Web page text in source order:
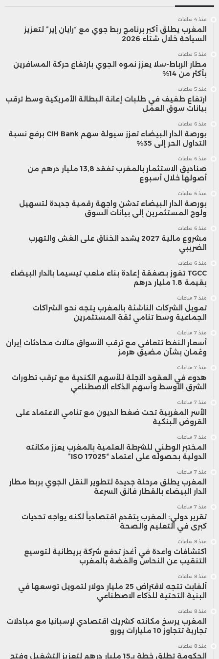
وأشار بيسنت أيضًا إلى أن أقوى أشكال التعاون
بين البلدين حاليًا تتمثل في العلاقة على
مستوى القيادة العليا، مرجحًا أن تستغرق
عملية تحقيق توازن تجاري شامل بين الجانبين
وفي سياق متصل، كشفت صحيفة وول
ستريت جورنال نقلًا عن مصدر في البيت
الأبيض، أن الإدارة الأمريكية تدرس فعليًا خفض
الرسوم الجمركية على الصين، في محاولة
لاحتواء التصعيد التجاري، لكنها شددت على أن
أي خطوة من هذا النوع لن تكون أحادية
الجانب.
منذ 4 ساعات
المغرب يطلق أكبر برنامج ربط جوي مع “رايان إير” لتعزيز
السياحة خلال شتاء 2026
منذ 5 ساعات
مطار الرباط-سلا يعزز نموه الجوي بارتفاع حركة المسافرين
بأكثر من 14%
منذ 5 ساعات
ارتفاع طفيف في طلبات إعانة البطالة الأمريكية وسط ترقب
بيانات سوق العمل
منذ 6 ساعات
بورصة الدار البيضاء تعزز سيولة سهم CIH Bank برفع نسبة
التداول الحر إلى 35%
منذ 6 ساعات
صناديق الاستثمار بالمغرب تفقد 13,8 مليار درهم من
أصولها خلال أسبوع
منذ 6 ساعات
بورصة الدار البيضاء تدشن واجهة رقمية جديدة لتسهيل
ولوج المستثمرين إلى بيانات السوق
منذ 6 ساعات
مشروع مالية 2027 يشدد الخناق على الغش والتهرب
الضريبي
منذ 6 ساعات
TGCC تفوز بصفقة إعادة بناء ملعب تيسيما بالدار البيضاء
بقيمة 1.8 مليار درهم
منذ 7 ساعات
تمويل الشركات الناشئة بالمغرب يتجه نحو الشراكات
الجماعية وسط تنامي ثقة المستثمرين
منذ 7 ساعات
أسعار النفط تتعافى مع ترقب الأسواق مآلات محادثات إيران
وعُمان بشأن مضيق هرمز
منذ 7 ساعات
هدوء في العقود الآجلة للأسهم الكندية مع ترقب تطورات
الشرق الأوسط وأسهم الذكاء الاصطناعي
منذ 7 ساعات
الأسر المغربية تحت ضغط الديون مع تنامي الاعتماد على
القروض البنكية
منذ 7 ساعات
المختبر الوطني للشرطة العلمية بالمغرب يعزز مكانته
الدولية بحصوله على اعتماد “ISO 17025”
منذ 7 ساعات
المغرب يطلق مرحلة جديدة لتطوير النقل الجوي بربط مطار
الدار البيضاء بالقطار فائق السرعة
منذ 7 ساعات
تقرير دولي: المغرب يتقدم اقتصادياً لكنه يواجه تحديات
كبرى في التعليم والصحة
منذ 8 ساعات
اكتشافات واعدة في أغدز تدفع شركة بريطانية لتوسيع
التنقيب عن النحاس والفضة بالمغرب
منذ 8 ساعات
ألفابت تتجه لاقتراض 25 مليار دولار لتمويل توسعها في
البنية التحتية للذكاء الاصطناعي
منذ 8 ساعات
المغرب يرسخ مكانته كشريك اقتصادي لإسبانيا مع مبادلات
تجارية تتجاوز 10 مليارات يورو
منذ 8 ساعات
الحكومة تطلق خطة بـ15 مليار درهم لتعزيز التشغيل وفتح